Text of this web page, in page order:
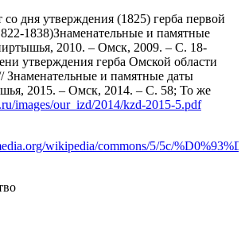
со дня утверждения (1825) герба первой
1838)Знаменательные и памятные
2010. – Омск, 2009. – С. 18-
утверждения герба Омской области
Знаменательные и памятные даты
2015. – Омск, 2014. – С. 58; То же
images/our_izd/2014/kzd-2015-5.pdf
wikipedia/commons/5/5c/